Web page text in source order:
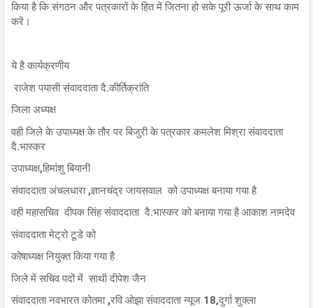
किया है कि संगठन और पत्रकारों के हित में जितना हो सके पूरी ऊर्जा के साथ काम
करें।
ये है कार्यक्रणीय
राजेश पयासी संवाददाता दै.कीर्तिक्रांति
जिला अध्यक्ष
वही जिले के उपाध्यक्ष के तौर पर बिजुरी के पत्रकार कमलेश मिश्रा संवाददाता
दै.भास्कर
उपाध्यक्ष,हिमांशु बियानी
संवाददाता अंचलधारा ,ज्ञानचंद्र जायसवाल को उपाध्यक्ष बनाया गया है
वही महासचिव दीपक सिंह संवाददाता दै.भास्कर को बनाया गया है आकाश नामदेव
संवाददाता मेट्रो टूडे को
कोषाध्यक्ष नियुक्त किया गया है
जिले में सचिव पदों में साथी दीपेश जैन
संवाददाता नवभारत कोतमा ,रवि ओझा संवाददाता न्यूज 18,दुर्गा शुक्ला